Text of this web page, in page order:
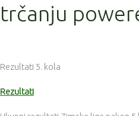
trčanju
Rezultati 5. kola
Rezultati